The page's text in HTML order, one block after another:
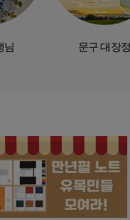
님 문구 대장정